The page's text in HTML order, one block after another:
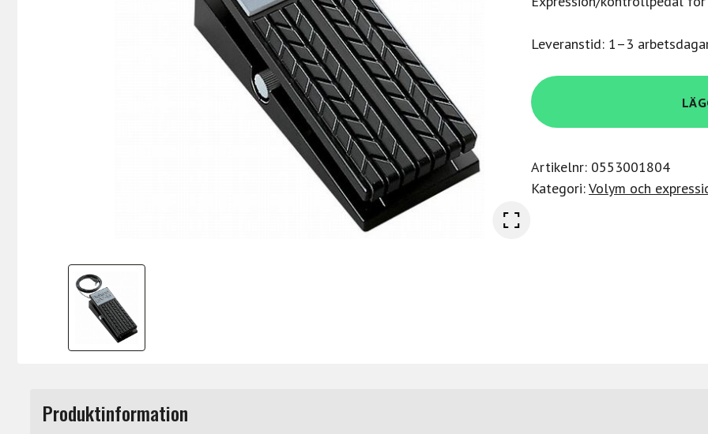
Leveranstid: 1–3
Roland
EV-
Artikelnr: 0553001804
Kategori:Volym och
Produktinformation